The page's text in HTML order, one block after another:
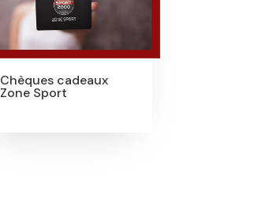
Chèques cadeaux
Zone Sport